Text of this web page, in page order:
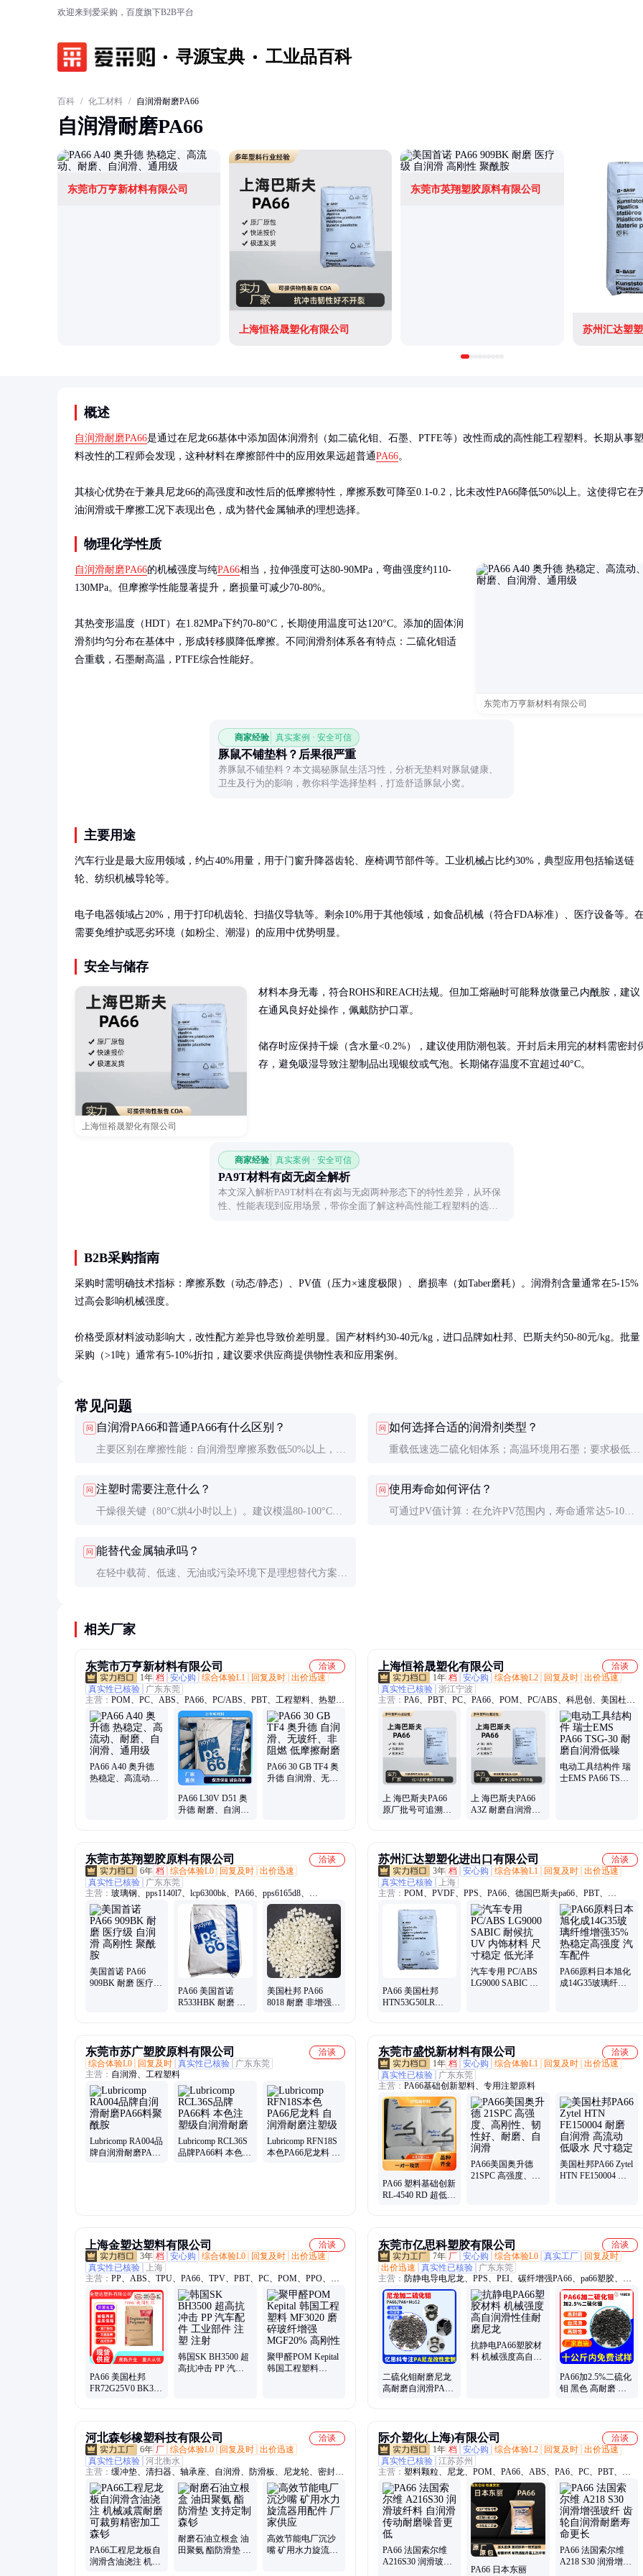
欢迎来到爱采购，百度旗下B2B平台
寻源宝典 工业品百科
百科 / 化工材料 / 自润滑耐磨PA66
自润滑耐磨PA66
东莞市万亨新材料有限公司
上海恒裕晟塑化有限公司
东莞市英翔塑胶原料有限公司
苏州汇达塑
概述
自润滑耐磨PA66是通过在尼龙66基体中添加固体润滑剂（如二硫化钼、石墨、PTFE等）改性而成的高性能工程塑料。长期从事塑
料改性的工程师会发现，这种材料在摩擦部件中的应用效果远超普通PA66。
其核心优势在于兼具尼龙66的高强度和改性后的低摩擦特性，摩擦系数可降至0.1-0.2，比未改性PA66降低50%以上。这使得它在
油润滑或干摩擦工况下表现出色，成为替代金属轴承的理想选择。
物理化学性质
东莞市万亨新材料有限公司
自润滑耐磨PA66的机械强度与纯PA66相当，拉伸强度可达80-90MPa，弯曲强度约110-
130MPa。但摩擦学性能显著提升，磨损量可减少70-80%。
其热变形温度（HDT）在1.82MPa下约70-80°C，长期使用温度可达120°C。添加的固体润
滑剂均匀分布在基体中，形成转移膜降低摩擦。不同润滑剂体系各有特点：二硫化钼适
合重载，石墨耐高温，PTFE综合性能好。
商家经验 真实案例 · 安全可信
豚鼠不铺垫料？后果很严重
养豚鼠不铺垫料？本文揭秘豚鼠生活习性，分析无垫料对豚鼠健康、
卫生及行为的影响，教你科学选择垫料，打造舒适豚鼠小窝。
主要用途
汽车行业是最大应用领域，约占40%用量，用于门窗升降器齿轮、座椅调节部件等。工业机械占比约30%，典型应用包括输送链
轮、纺织机械导轮等。
电子电器领域占20%，用于打印机齿轮、扫描仪导轨等。剩余10%用于其他领域，如食品机械（符合FDA标准）、医疗设备等。
需要免维护或恶劣环境（如粉尘、潮湿）的应用中优势明显。
安全与储存
上海恒裕晟塑化有限公司
材料本身无毒，符合ROHS和REACH法规。但加工熔融时可能释放微量己内酰胺，建议
在通风良好处操作，佩戴防护口罩。
储存时应保持干燥（含水量<0.2%），建议使用防潮包装。开封后未用完的材料需密封
存，避免吸湿导致注塑制品出现银纹或气泡。长期储存温度不宜超过40°C。
商家经验 真实案例 · 安全可信
PA9T材料有卤无卤全解析
本文深入解析PA9T材料在有卤与无卤两种形态下的特性差异，从环保
性、性能表现到应用场景，带你全面了解这种高性能工程塑料的选择
B2B采购指南
采购时需明确技术指标：摩擦系数（动态/静态）、PV值（压力×速度极限）、磨损率（如Taber磨耗）。润滑剂含量通常在5-15%
过高会影响机械强度。
价格受原材料波动影响大，改性配方差异也导致价差明显。国产材料约30-40元/kg，进口品牌如杜邦、巴斯夫约50-80元/kg。批量
采购（>1吨）通常有5-10%折扣，建议要求供应商提供物性表和应用案例。
常见问题
问 自润滑PA66和普通PA66有什么区别？
主要区别在摩擦性能：自润滑型摩擦系数低50%以上，耐
15%），颜色选择也较少。
问 如何选择合适的润滑剂类型？
重载低速选二硫化钼体系；高温环境用石墨；要求极低摩
用前建议做摩擦磨损试验。
问 注塑时需要注意什么？
干燥很关键（80°C烘4小时以上）。建议模温80-100°C，
减少收缩变形。
问 使用寿命如何评估？
可通过PV值计算：在允许PV范围内，寿命通常达5-10万
问 能替代金属轴承吗？
在轻中载荷、低速、无油或污染环境下是理想替代方案。
相关厂家
东莞市万亨新材料有限公司
洽谈
1年 档 安心购 综合体验L1 回复及时 出价迅速
真实性已核验
广东东莞
主营： POM、PC、ABS、PA66、PC/ABS、PBT、工程塑料、热塑弹
性体、通用塑料
PA66 A40 奥升德
热稳定、高流动、
PA66 L30V D51 奥
升德 耐磨、自润
PA66 30 GB TF4 奥
升德 自润滑、无玻
上海恒裕晟塑化有限公司
洽谈
1年 档 安心购 综合体验L2 回复及时 出价迅速
真实性已核验 浙江宁波
主营： PA6、PBT、PC、PA66、POM、PC/ABS、科思创、美国杜
邦、日本宝理、日本东丽、日本旭化成
上 海巴斯夫PA66
原厂批号可追溯查
上 海巴斯夫PA66
A3Z 耐磨自润滑使
电动工具结构件 瑞
士EMS PA66 TSG-
东莞市英翔塑胶原料有限公司
洽谈
6年 档 综合体验L0 回复及时 出价迅速
真实性已核验
广东东莞
主营： 玻璃钢、pps1140l7、lcp6300bk、PA66、pps6165d8、
6130bklcp、pps0309p4、v-0阻燃、泰科纳、ppsa360mb、pps6165a4、
ppsa533x01、16105bk010、ppsa390m65、1601塑胶、ppsa604x97、
ppsa604x95、pom300asbk、pa46荷兰、pom107nc010、6130l-bk010、
pps4665b6bk、pom150nc010、ppsa756mx02、增强塑料、韧性标准
美国首诺 PA66
909BK 耐磨 医疗级
PA66 美国首诺
R533HBK 耐磨 高
美国杜邦 PA66
8018 耐磨 非增强
苏州汇达塑塑化进出口有限公司
洽谈
3年 档 安心购 综合体验L1 回复及时 出价迅速
真实性已核验
上海
主营： POM、PVDF、PPS、PA66、德国巴斯夫pa66、PBT、
Pom500p、Pom100p、Pom900p、F20-03、M90-44、Ppsu、PPA、
POE、PA9T、日本旭化成pom、日本宝理pom、美国杜邦pom、共聚
甲醛赛钢、PCTG、PC材料、PC ABS材料、ABS、PA6材料
PA66 美国杜邦
HTN53G50LR
汽车专用 PC/ABS
LG9000 SABIC 耐
PA66原料日本旭化
成14G35玻璃纤维
东莞市苏广塑胶原料有限公司
洽谈
综合体验L0
回复及时 真实性已核验
广东东莞
主营： 自润滑、工程塑料
Lubricomp RA004品
牌自润滑耐磨PA66
Lubricomp RCL36S
品牌PA66料 本色注
Lubricomp RFN18S
本色PA66尼龙料 自
东莞市盛悦新材料有限公司
洽谈
1年 档 安心购 综合体验L1 回复及时 出价迅速
真实性已核验
广东东莞
主营： PA66基础创新塑料、专用注塑原料
PA66 塑料基础创新
RL-4540 RD 超低摩
PA66美国奥升德
21SPC 高强度、高
美国杜邦PA66 Zytel
HTN FE150004 耐
上海金塑达塑料有限公司
洽谈
3年 档 安心购 综合体验L0 回复及时 出价迅速
真实性已核验
上海
主营： PP、ABS、TPU、PA66、TPV、PBT、PC、POM、PPO、
PC/ABS
PA66 美国杜邦
FR72G25V0 BK345
韩国SK BH3500 超
高抗冲击 PP 汽车
聚甲醛POM Kepital
韩国工程塑料
东莞市亿思科塑胶有限公司
洽谈
7年 厂 安心购 综合体验L0 真实工厂
回复及时
出价迅速
真实性已核验
广东东莞
主营： 防静电导电尼龙、PPS、PEI、碳纤增强PA66、pa66塑胶、
PEEK、黑色加纤PEI、pps塑胶、咖啡色pps、黑色pps、pps塑料、lcp
塑胶、环保pps、lcp塑料、pa6塑胶、pei塑胶、耐磨pa6、导电peek、
pa9t塑胶、pa6t塑胶、高温pa6t
二硫化钼耐磨尼龙
高耐磨自润滑PA66
抗静电PA66塑胶材
料 机械强度高自润
PA66加2.5%二硫化
钼 黑色 高耐磨 自
河北森钐橡塑科技有限公司
洽谈
6年 厂 综合体验L0 回复及时 出价迅速
真实性已核验 河北衡水
主营： 缓冲垫、清扫器、轴承座、自润滑、防滑板、尼龙轮、密封
条、旋流器、上托辊、聚氨酯、过浆管、输送机、黄色pu棒、橡胶软
管、叶轮盖板、泥沙分离、橡胶缓冲、调心托辊、森钐橡塑、橡胶地
辊、水泵叶轮、橡塑耐磨、直径套筒、配件尼龙、脱水筛网、过渡托
辊
PA66工程尼龙板自
润滑含油浇注 机械
耐磨石油立根盒 油
田聚氨 酯防滑垫 支
高效节能电厂沉沙
嘴 矿用水力旋流器
际介塑化(上海)有限公司
洽谈
1年 档 安心购 综合体验L2 回复及时 出价迅速
真实性已核验 江苏苏州
主营： 塑料颗粒、尼龙、POM、PA66、ABS、PA6、PC、PBT、
EVA、HDPE、日本宝理、美国杜邦、日本东丽、德国巴斯夫、台湾
奇美、台湾台塑
PA66 法国索尔维
A216S30 润滑玻纤
PA66 日本东丽
PA66 法国索尔维
A218 S30 润滑增强